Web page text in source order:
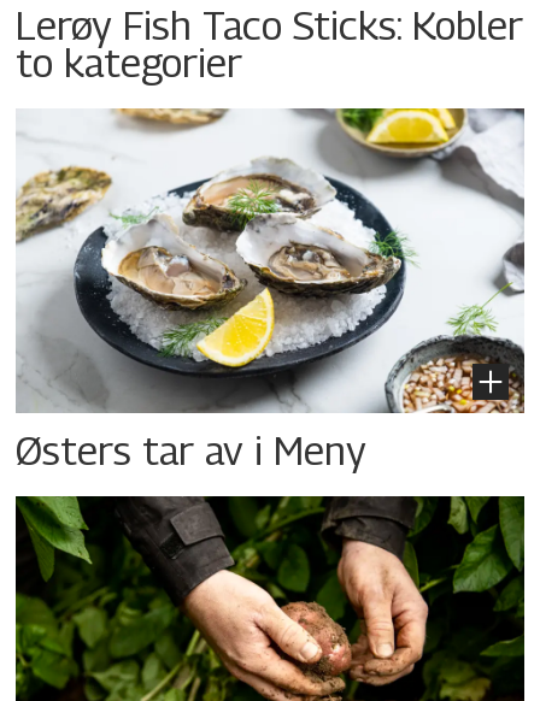
Lerøy Fish Taco Sticks: Kobler
to kategorier
Østers tar av i Meny